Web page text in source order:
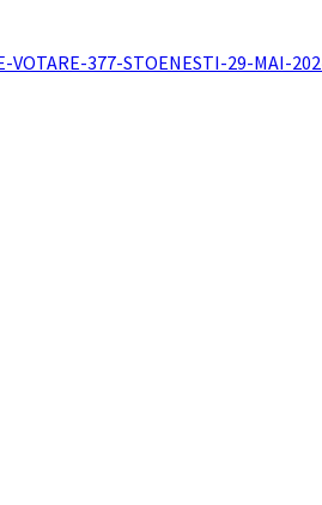
VOTARE-377-STOENESTI-29-MAI-